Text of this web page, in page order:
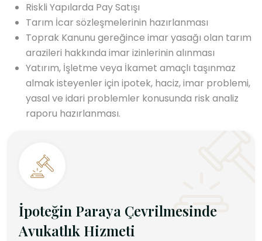
Riskli Yapılarda Pay Satışı
Tarım İcar sözleşmelerinin hazırlanması
Toprak Kanunu gereğince imar yasağı olan tarım
arazileri hakkında imar izinlerinin alınması
Yatırım, İşletme veya İkamet amaçlı taşınmaz
almak isteyenler için ipotek, haciz, imar problemi,
yasal ve idari problemler konusunda risk analiz
raporu hazırlanması.
İpoteğin Paraya Çevrilmesinde
Avukatlık Hizmeti